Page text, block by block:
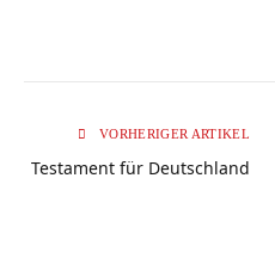
VORHERIGER ARTIKEL
Testament für Deutschland